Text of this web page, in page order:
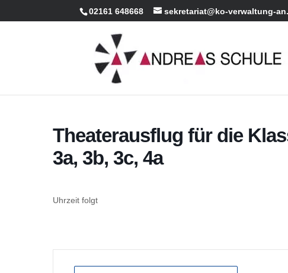
02161 648668 sekretariat@ko-verwaltung-
Theaterausflug für die
3a, 3b, 3c, 4a
Uhrzeit folgt